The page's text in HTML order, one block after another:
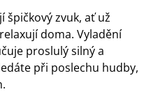
špičkový zvuk, ať už
doma. Vyladění
proslulý silný a
při poslechu hudby,